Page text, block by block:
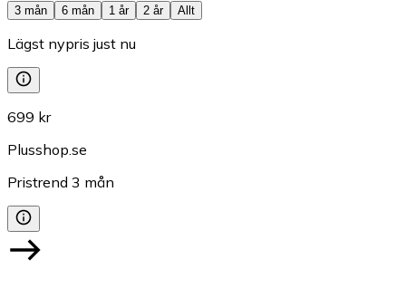
3 mån
6 mån 1 år 2 år Allt
Lägst nypris just nu
699 kr
Plusshop.se
Pristrend 3 mån